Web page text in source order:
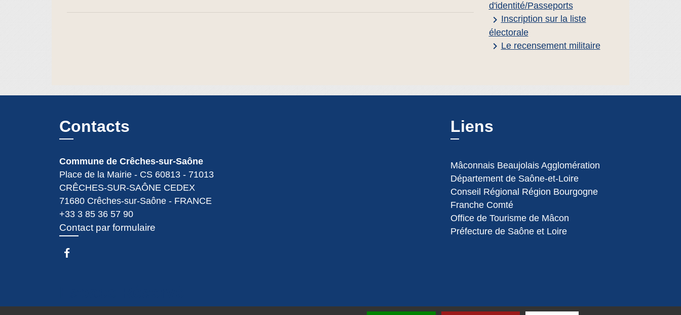
d'identité/Passeports
keyboard_arrow_rightInscription sur la liste
électorale
keyboard_arrow_rightLe recensement militaire
Contacts
Commune de Crêches-sur-Saône
Place de la Mairie - CS 60813 - 71013
CRÊCHES-SUR-SAÔNE CEDEX
71680 Crêches-sur-Saône - FRANCE
+33 3 85 36 57 90
Contact par formulaire
Liens
Mâconnais Beaujolais Agglomération
Département de Saône-et-Loire
Conseil Régional Région Bourgogne
Franche Comté
Office de Tourisme de Mâcon
Préfecture de Saône et Loire